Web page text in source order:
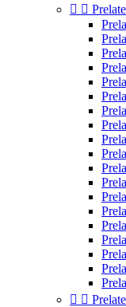
 
 